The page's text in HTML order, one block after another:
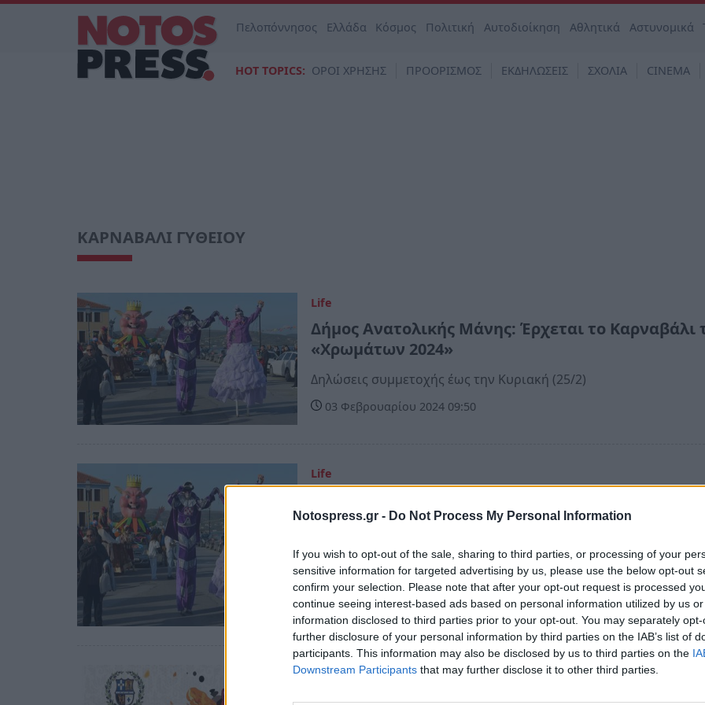
Notospress.gr - Do Not Process My Personal Information
If you wish to opt-out of the sale, sharing to third parties, or processing of your
sensitive information for targeted advertising by us, please use the below opt-out
confirm your selection. Please note that after your opt-out request is processed
continue seeing interest-based ads based on personal information utilized by us
information disclosed to third parties prior to your opt-out. You may separately
further disclosure of your personal information by third parties on the IAB’s list of
participants. This information may also be disclosed by us to third parties on the
Downstream Participants that may further disclose it to other third parties.
Πελοπόννησος Ελλάδα Κόσμος Πολιτική Αυτοδιοίκηση Αθλητικά Αστυνομικά
HOT TOPICS: ΟΡΟΙ ΧΡΗΣΗΣ ΠΡΟΟΡΙΣΜΟΣ ΕΚΔΗΛΩΣΕΙΣ ΣΧΟΛΙΑ CINEMA
ΚΑΡΝΑΒΑΛΙ ΓΥΘΕΙΟΥ
Life
Δήμος Ανατολικής Μάνης: Έρχεται το Καρναβάλι
«Χρωμάτων 2024»
Δηλώσεις συμμετοχής έως την Κυριακή (25/2)
03 Φεβρουαρίου 2024 09:50
Life
αποκριάτικες εκδηλώσεις του Δήμου Ανατ. Μάνης!
Μάνη: To Καρναβάλι βρήκε το ταίρι του σε Γύθειο, Κόκκινα
Τσίπα
28 Φεβρουαρίου 2023 17:42
Life
Μάνη: Καλώς ήρθες τρελό μου Καρναβάλι σε